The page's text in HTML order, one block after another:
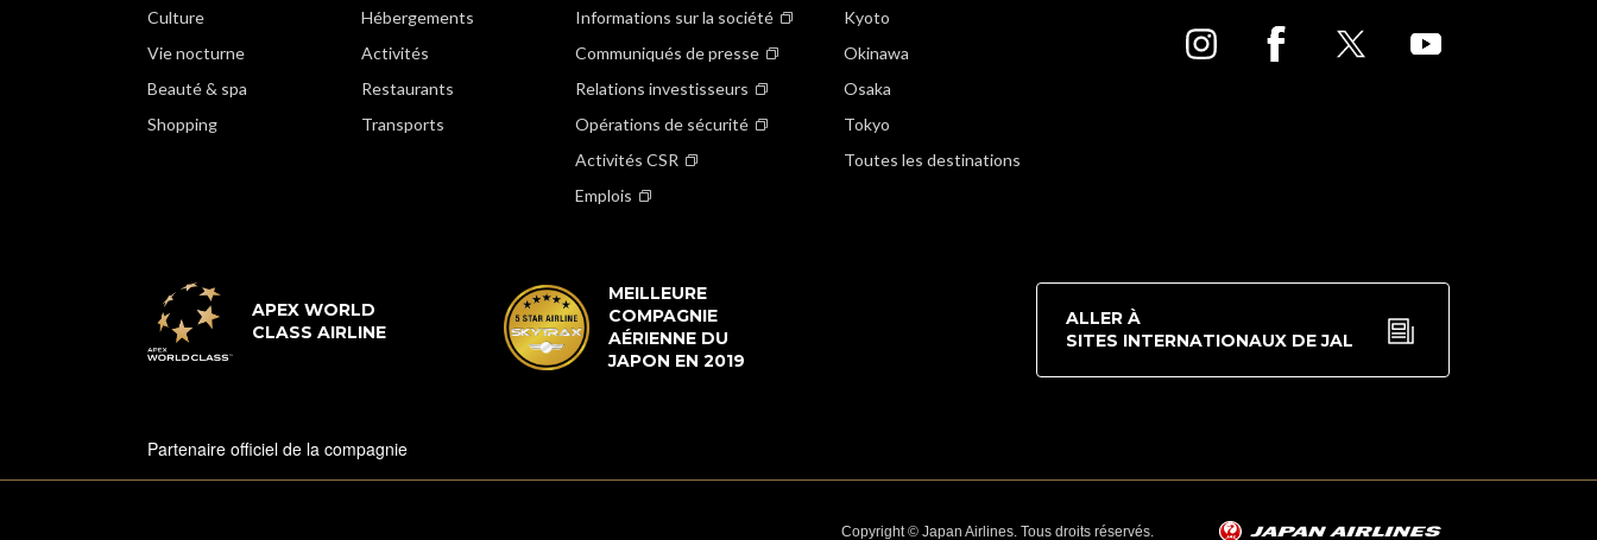
Culture
Vie nocturne
Beauté & spa
Shopping
Hébergements
Activités
Restaurants
Transports
Informations sur la société
Communiqués de presse
Relations investisseurs
Opérations de sécurité
Activités CSR
Emplois
Kyoto
Okinawa
Osaka
Tokyo
Toutes les destinations
APEX WORLD
CLASS AIRLINE
MEILLEURE
COMPAGNIE
AÉRIENNE DU
JAPON EN 2019
ALLER À
SITES INTERNATIONAUX DE JAL
Partenaire officiel de la compagnie
Copyright © Japan Airlines. Tous droits réservés.